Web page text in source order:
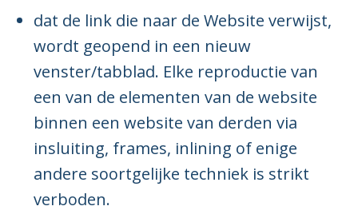
dat de link die naar de Website verwijst,
wordt geopend in een nieuw
venster/tabblad. Elke reproductie van
een van de elementen van de website
binnen een website van derden via
insluiting, frames, inlining of enige
andere soortgelijke techniek is strikt
verboden.